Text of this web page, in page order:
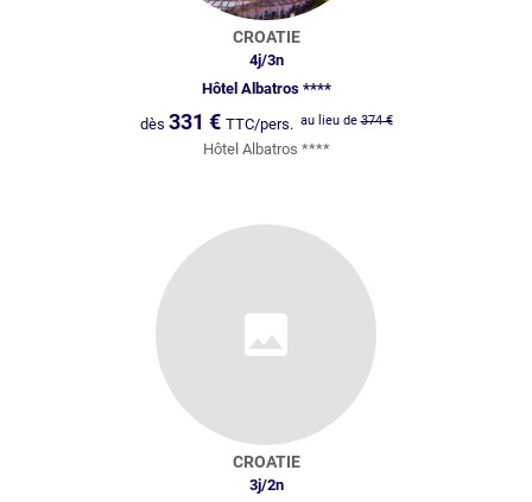
CROATIE
4j/3n
Hôtel Albatros ****
dès 331 € TTC/pers. au lieu de374€
Hôtel Albatros ****
CROATIE
3j/2n